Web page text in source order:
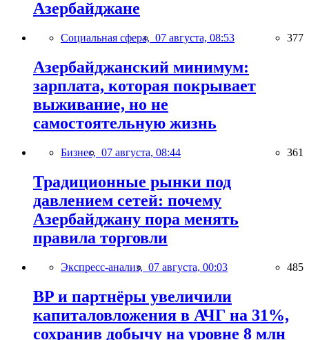
Азербайджане
Социальная сфера, 07 августа, 08:53 377
Азербайджанский минимум:
зарплата, которая покрывает
выживание, но не
самостоятельную жизнь
Бизнес, 07 августа, 08:44 361
Традиционные рынки под
давлением сетей: почему
Азербайджану пора менять
правила торговли
Экспресс-анализ, 07 августа, 00:03 485
BP и партнёры увеличили
капиталовложения в АЧГ на 31%,
сохранив добычу на уровне 8 млн